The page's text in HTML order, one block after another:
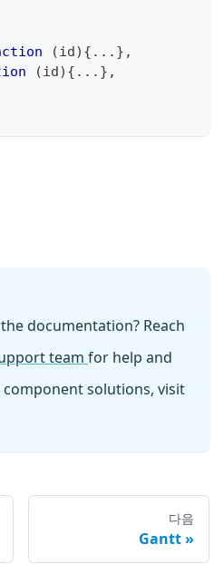
(id) { ... } ,
(id) { ... } ,
documentation? Reach
team for help and
solutions, visit
다음
Gantt